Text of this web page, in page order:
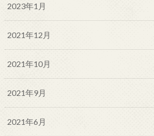
2023年1月
2021年12月
2021年10月
2021年9月
2021年6月